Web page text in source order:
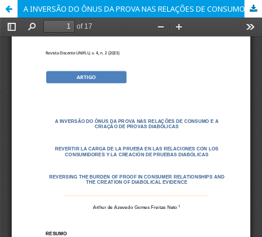
A INVERSÃO DO ÔNUS DA PROVA NAS RELAÇÕES DE CONSUMO E A CRIAÇÃO DE PROVAS DIABÓLICAS